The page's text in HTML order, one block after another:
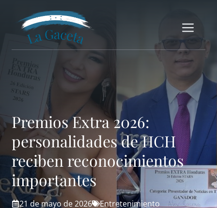
contenido
Premios Extra 2026:
personalidades de HCH
reciben reconocimientos
importantes
21 de mayo de 2026 Entretenimiento